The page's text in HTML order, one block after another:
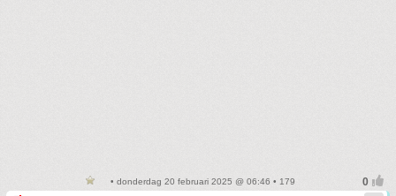
• donderdag 20 februari 2025 @ 06:46 • 179